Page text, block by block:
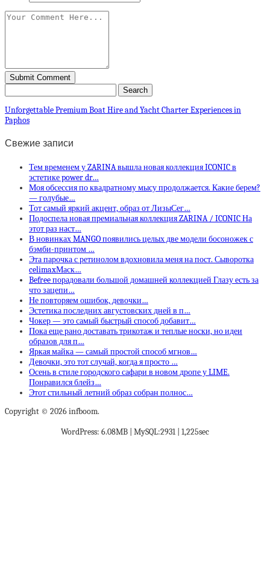
Unforgettable Premium Boat Hire and Yacht Charter Experiences in
Paphos
Свежие записи
Тем временем у ZARINA вышла новая коллекция ICONIC в
эстетике power dr…
Моя обсессия по квадратному мысу продолжается. Какие берем?
— голубые…
Тот самый яркий акцент, образ от ЛизыСег…
Подоспела новая премиальная коллекция ZARINA / ICONIC На
этот раз наст…
В новинках MANGO появились целых две модели босоножек с
бэмби-принтом …
Эта парочка с ретинолом вдохновила меня на пост. Сыворотка
celimaxМаск…
Befree порадовали большой домашней коллекцией Глазу есть за
что зацепи…
Не повторяем ошибок, девочки…
Эстетика последних августовских дней в п…
Чокер — это самый быстрый способ добавит…
Пока еще рано доставать трикотаж и теплые носки, но идеи
образов для п…
Яркая майка — самый простой способ мгнов…
Девочки, это тот случай, когда я просто …
Осень в стиле городского сафари в новом дропе у LIME.
Понравился блейз…
Этот стильный летний образ собран полнос…
Copyright © 2026 infboom.
WordPress: 6.08MB | MySQL:2931 | 1,225sec